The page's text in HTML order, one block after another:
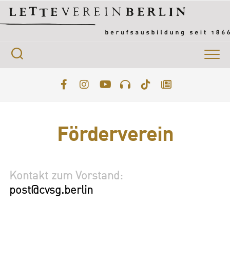
Förderverein
Kontakt zum Vorstand:
post@cvsg.berlin